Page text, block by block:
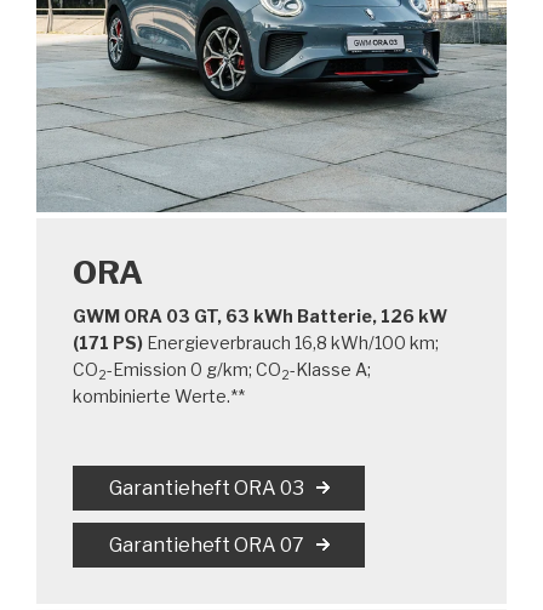
ORA
GWM ORA 03 GT, 63 kWh Batterie, 126 kW
(171 PS) Energieverbrauch 16,8 kWh/100 km;
CO2-Emission 0 g/km; CO2-Klasse A;
kombinierte Werte.**
Garantieheft ORA 03
Garantieheft ORA 07